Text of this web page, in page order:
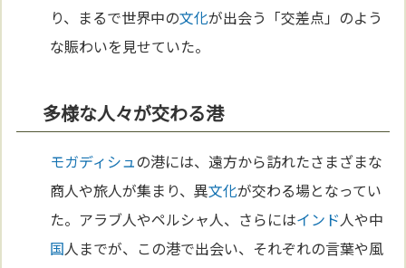
り、まるで世界中の文化が出会う「交差点」のよう
な賑わいを見せていた。
多様な人々が交わる港
モガディシュの港には、遠方から訪れたさまざまな
商人や旅人が集まり、異文化が交わる場となってい
た。アラブ人やペルシャ人、さらにはインド人や中
国人までが、この港で出会い、それぞれの言葉や風